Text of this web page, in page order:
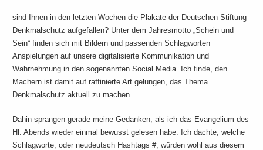
sind Ihnen in den letzten Wochen die Plakate der Deutschen Stiftung
Denkmalschutz aufgefallen? Unter dem Jahresmotto „Schein und
Sein“ finden sich mit Bildern und passenden Schlagworten
Anspielungen auf unsere digitalisierte Kommunikation und
Wahrnehmung in den sogenannten Social Media. Ich finde, den
Machern ist damit auf raffinierte Art gelungen, das Thema
Denkmalschutz aktuell zu machen.
Dahin sprangen gerade meine Gedanken, als ich das Evangelium des
Hl. Abends wieder einmal bewusst gelesen habe. Ich dachte, welche
Schlagworte, oder neudeutsch Hashtags #, würden wohl aus diesem